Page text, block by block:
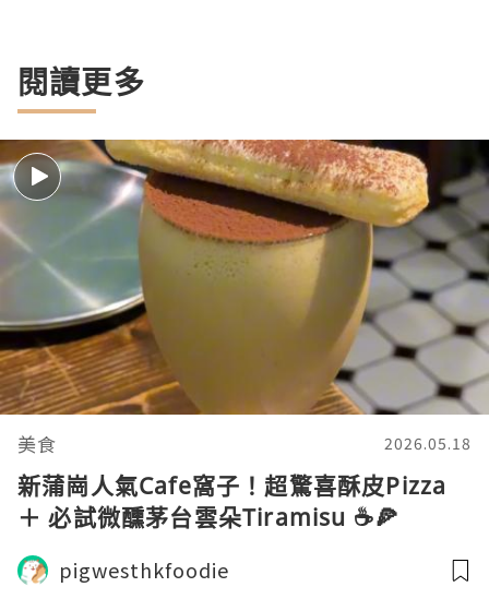
閱讀更多
美食 2026.05.18
新蒲崗人氣Cafe窩子！超驚喜酥皮Pizza
＋ 必試微醺茅台雲朵Tiramisu ☕️🍕
pigwesthkfoodie